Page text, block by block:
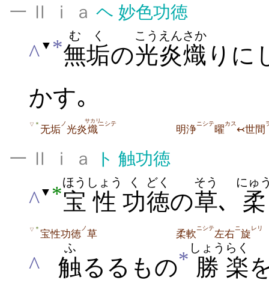
一 Ⅱ ⅰ ａ ヘ 妙色功徳
^ ▼ *無垢
むく
の光炎
こうえん
熾
さか
りに
かす｡
▽ ＊ 无垢ノ光炎熾
サカリニシテ 明浄ニシテ曜カス↢世間
一 Ⅱ ⅰ ａ ト 触功徳
^▼ *宝
ほう
性
しょう
功
く
徳
どく
の草
そう
､ 柔
にゅ
▽ ＊ 宝性功徳ノ草 柔軟ニシテ左右ニ旋レリ
^ 触
ふ
るるもの* 勝
しょう
楽
らく